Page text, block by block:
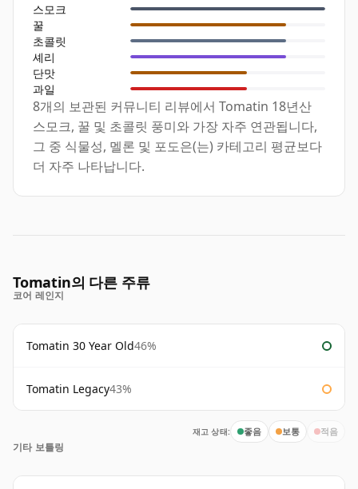
스모크
꿀
초콜릿
셰리
단맛
과일
8개의 보관된 커뮤니티 리뷰에서 Tomatin 18년산
스모크, 꿀 및 초콜릿 풍미와 가장 자주 연관됩니다,
그 중 식물성, 멜론 및 포도은(는) 카테고리 평균보다
더 자주 나타납니다.
Tomatin의 다른 주류
코어 레인지
Tomatin 30 Year Old46%
Tomatin Legacy43%
재고 상태: 좋음 보통 적음
기타 보틀링